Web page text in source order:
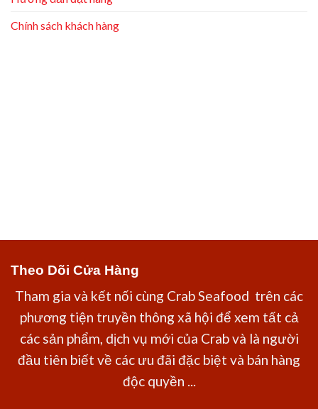
Chính sách khách hàng
Theo Dõi Cửa Hàng
Tham gia và kết nối cùng Crab Seafood trên các
phương tiện truyền thông xã hội để xem tất cả
các sản phẩm, dịch vụ mới của Crab và là người
đầu tiên biết về các ưu đãi đặc biệt và bán hàng
độc quyền ...